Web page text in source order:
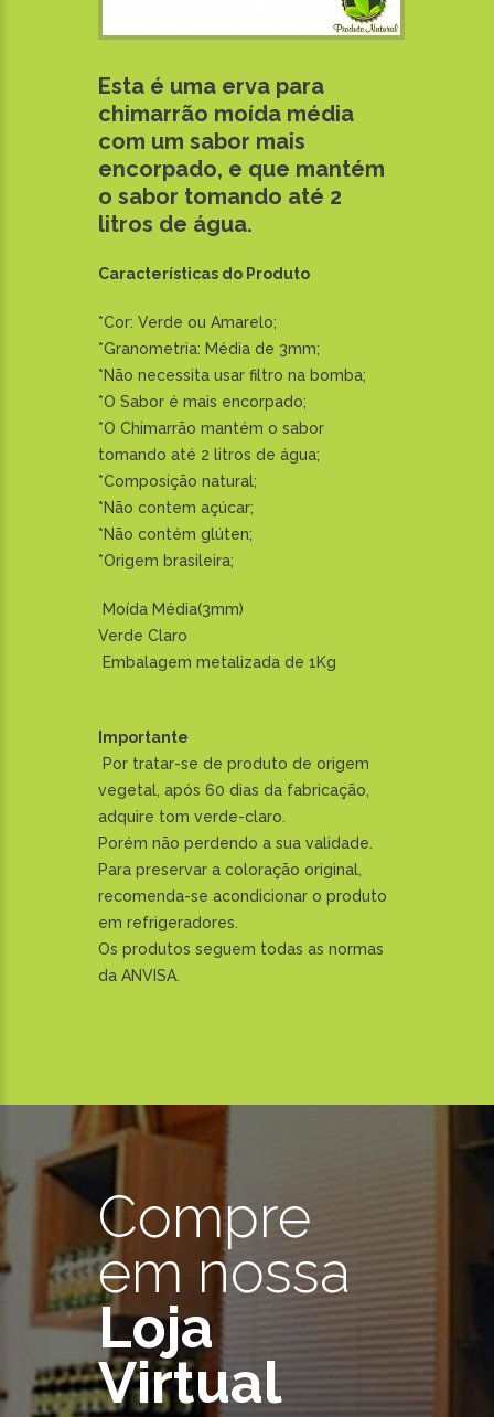
Esta é uma erva para
chimarrão moída média
com um sabor mais
encorpado, e que mantém
o sabor tomando até 2
litros de água.
Características do Produto
*Cor: Verde ou Amarelo;
*Granometria: Média de 3mm;
*Não necessita usar filtro na bomba;
*O Sabor é mais encorpado;
*O Chimarrão mantém o sabor
tomando até 2 litros de água;
*Composição natural;
*Não contem açúcar;
*Não contém glúten;
*Origem brasileira;
Moída Média(3mm)
Verde Claro
Embalagem metalizada de 1Kg
Importante
Por tratar-se de produto de origem
vegetal, após 60 dias da fabricação,
adquire tom verde-claro.
Porém não perdendo a sua validade.
Para preservar a coloração original,
recomenda-se acondicionar o produto
em refrigeradores.
Os produtos seguem todas as normas
da ANVISA.
Compre
em nossa
Loja
Virtual